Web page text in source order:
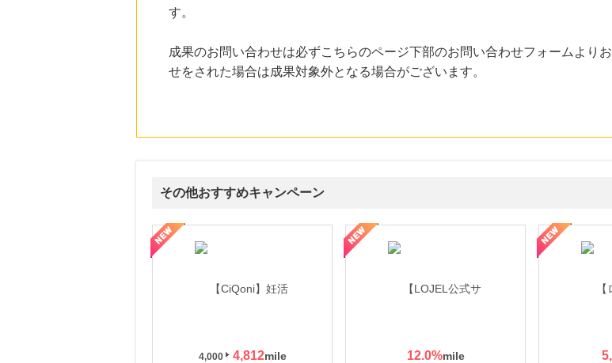
す。
成果のお問い合わせは必ずこちらのページ下部のお問い合わせフォームより
せをされた場合は成果対象外となる場合がございます。
その他おすすめキャンペーン
4,000 4,812 12.0%
【ロデオドライブ】創業70年の信頼と高価買取を実現！ブランド品・貴金属の無料査定
【ファビウス公式EC】すべての女性を美しくをテーマにした商品で女性の美を応援